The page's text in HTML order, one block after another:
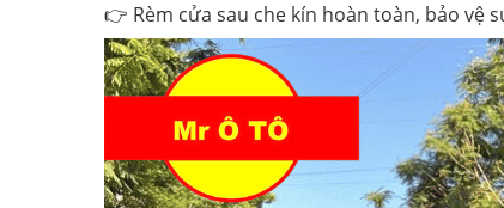
👉 Rèm cửa sau che kín hoàn toàn, bảo vệ